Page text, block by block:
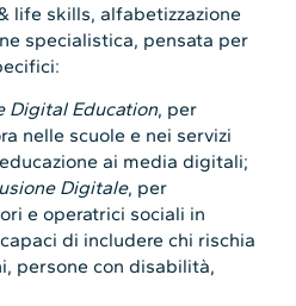
life skills, alfabetizzazione
specialistica, pensata per
Digital Education, per
nelle scuole e nei servizi
ai media digitali;
Digitale, per
e operatrici sociali in
di includere chi rischia
persone con disabilità,